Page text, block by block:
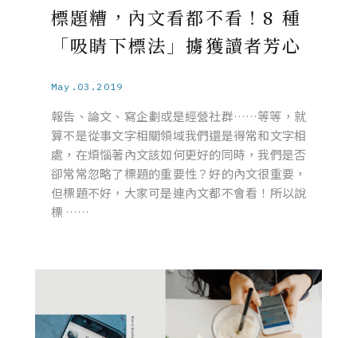
標題糟，內文看都不看！8 種
「吸睛下標法」擄獲讀者芳心
May.03.2019
報告、論文、寫企劃或是經營社群……等等，就
算不是從事文字相關領域我們還是得常和文字相
處，在煩惱著內文該如何更好的同時，我們是否
卻常常忽略了標題的重要性？好的內文很重要，
但標題不好，大家可是連內文都不會看！所以說
標 ……